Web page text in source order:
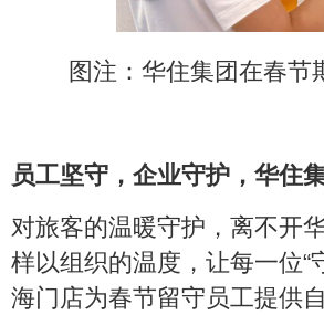
图注：华住集团在春节
员工坚守，企业守护，华住
对旅客的温暖守护，离不开
样以组织的温度，让每一位“
海门店为春节留守员工提供